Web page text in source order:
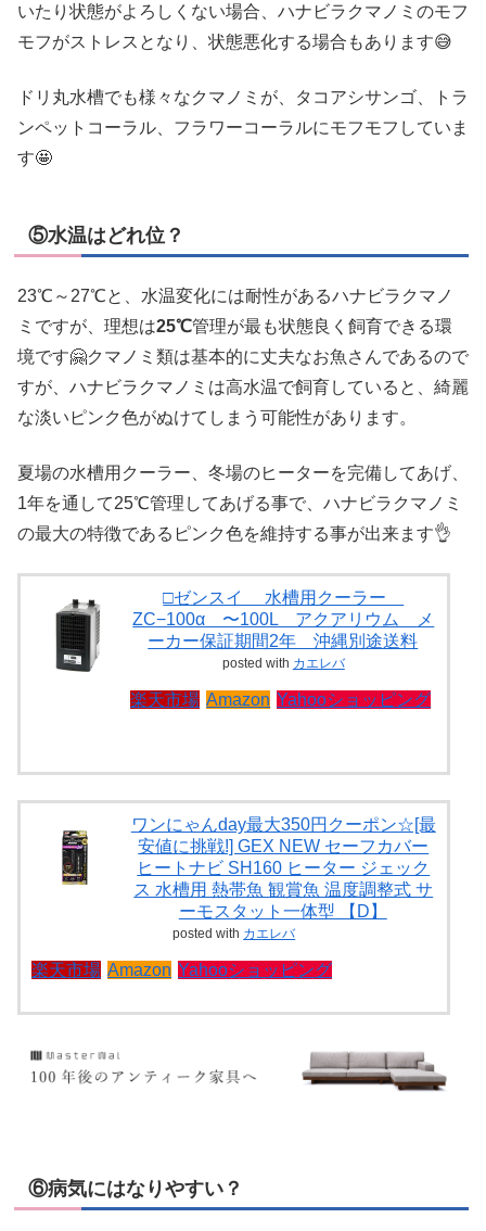
いたり状態がよろしくない場合、ハナビラクマノミのモフ
モフがストレスとなり、状態悪化する場合もあります😅
ドリ丸水槽でも様々なクマノミが、タコアシサンゴ、トラ
ンペットコーラル、フラワーコーラルにモフモフしていま
す🤩
⑤水温はどれ位？
23℃～27℃と、水温変化には耐性があるハナビラクマノ
ミですが、理想は25℃管理が最も状態良く飼育できる環
境です🤗クマノミ類は基本的に丈夫なお魚さんであるので
すが、ハナビラクマノミは高水温で飼育していると、綺麗
な淡いピンク色がぬけてしまう可能性があります。
夏場の水槽用クーラー、冬場のヒーターを完備してあげ、
1年を通して25℃管理してあげる事で、ハナビラクマノミ
の最大の特徴であるピンク色を維持する事が出来ます👌
□ゼンスイ 水槽用クーラー
ZC−100α 〜100L アクアリウム メ
ーカー保証期間2年 沖縄別途送料
posted with カエレバ
楽天市場 Amazon Yahooショッピング
ワンにゃんday最大350円クーポン☆[最
安値に挑戦!] GEX NEW セーフカバー
ヒートナビ SH160 ヒーター ジェック
ス 水槽用 熱帯魚 観賞魚 温度調整式 サ
ーモスタット一体型 【D】
posted with カエレバ
楽天市場 Amazon Yahooショッピング
⑥病気にはなりやすい？